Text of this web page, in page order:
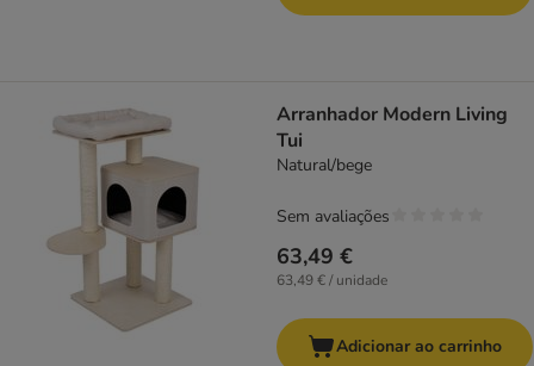
Arranhador Modern Living
Tui
Natural/bege
63,49 €
63,49 € / unidade
Sem avaliações
Adicionar ao carrinho